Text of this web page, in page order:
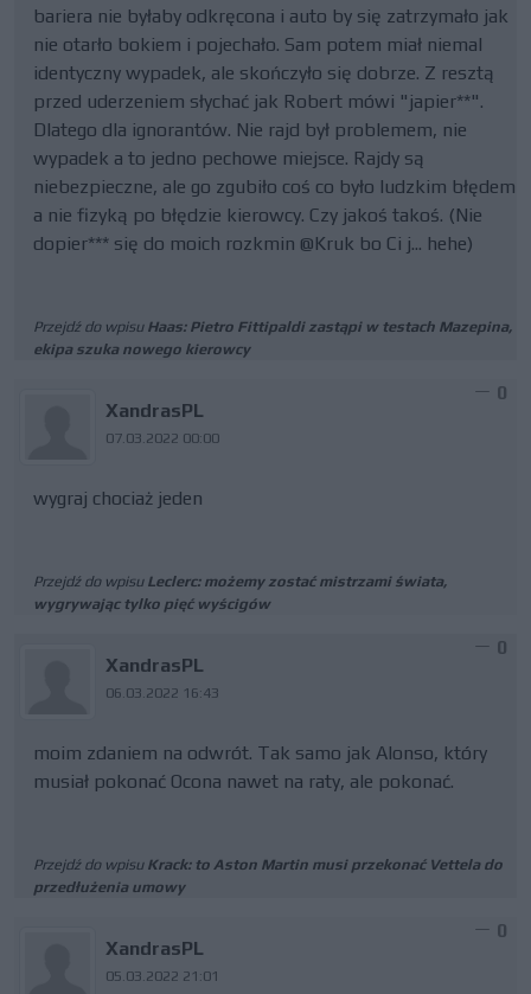
bariera nie byłaby odkręcona i auto by się zatrzymało jak
nie otarło bokiem i pojechało. Sam potem miał niemal
identyczny wypadek, ale skończyło się dobrze. Z resztą
przed uderzeniem słychać jak Robert mówi "japier**".
Dlatego dla ignorantów. Nie rajd był problemem, nie
wypadek a to jedno pechowe miejsce. Rajdy są
niebezpieczne, ale go zgubiło coś co było ludzkim błędem
a nie fizyką po błędzie kierowcy. Czy jakoś takoś. (Nie
dopier*** się do moich rozkmin @Kruk bo Ci j... hehe)
Przejdź do wpisu Haas: Pietro Fittipaldi zastąpi w testach Mazepina,
ekipa szuka nowego kierowcy
XandrasPL
07.03.2022 00:00
0
wygraj chociaż jeden
Przejdź do wpisu Leclerc: możemy zostać mistrzami świata,
wygrywając tylko pięć wyścigów
XandrasPL
06.03.2022 16:43
0
moim zdaniem na odwrót. Tak samo jak Alonso, który
musiał pokonać Ocona nawet na raty, ale pokonać.
Przejdź do wpisu Krack: to Aston Martin musi przekonać Vettela do
przedłużenia umowy
XandrasPL
05.03.2022 21:01
0